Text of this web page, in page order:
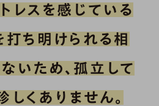
レスを感じている
打ち明けられる相
いため、孤立して
しくありません。